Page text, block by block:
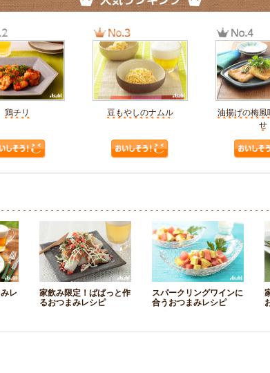
鶏チリ 豆もやしのナムル
油揚げの梅風
せ
レ
家飲み限定！ぱぱっと作
るおつまみレシピ
スパークリングワインに
合うおつまみレシピ